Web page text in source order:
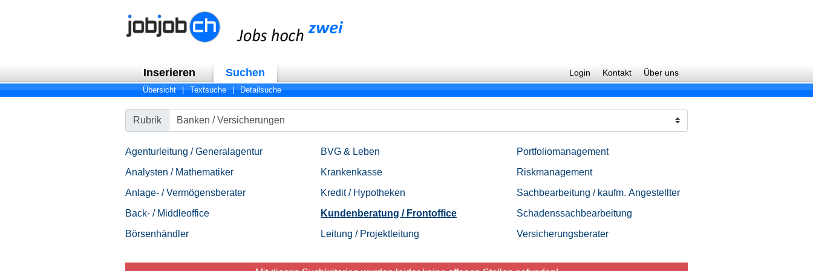
Inserieren Suchen Login Kontakt Über uns
Übersicht | Textsuche | Detailsuche
Rubrik
Agenturleitung / Generalagentur
Analysten / Mathematiker
Anlage- / Vermögensberater
Back- / Middleoffice
Börsenhändler
BVG & Leben
Krankenkasse
Kredit / Hypotheken
Kundenberatung / Frontoffice
Leitung / Projektleitung
Portfoliomanagement
Riskmanagement
Sachbearbeitung / kaufm. Angestellter
Schadenssachbearbeitung
Versicherungsberater